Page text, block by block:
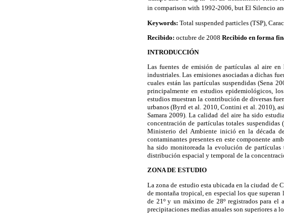
in comparison with 1992-2006, but El Silencio
Keywords: Total suspended particles (TSP),
Recibido: octubre de 2008 Recibido en forma
INTRODUCCIÓN
Las fuentes de emisión de partículas al aire en
industriales. Las emisiones asociadas a dichas
cuales están las partículas suspendidas (Sena
principalmente en estudios epidemiológicos,
estudios muestran la contribución de diversas
urbanos (Byrd et al. 2010, Contini et al. 2010),
Samara 2009). La calidad del aire ha sido
concentración de partículas totales
Ministerio del Ambiente inició en la década
contaminantes presentes en este componente
ha sido monitoreada la evolución de
distribución espacial y temporal de la
ZONA DE ESTUDIO
La zona de estudio esta ubicada en la ciudad de
de montaña tropical, en especial los que
de 21º y un máximo de 28º registrados para
precipitaciones medias anuales son superiores a